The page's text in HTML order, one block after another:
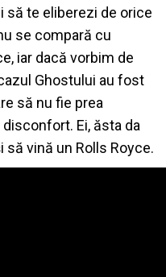
să te eliberezi de orice
se compară cu
iar dacă vorbim de
Ghostului au fost
să nu fie prea
Ei, ăsta da
să vină un Rolls Royce.